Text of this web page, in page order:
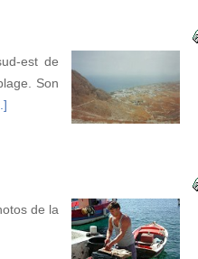
est de
Son
de la